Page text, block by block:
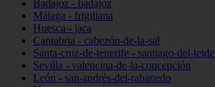
Badajoz - badajoz
Málaga - frigiliana
Huesca - jaca
Cantabria - cabezón-de-la-sal
Santa-cruz-de-tenerife - santiago-del-teide
Sevilla - valencina-de-la-concepción
León - san-andrés-del-rabanedo